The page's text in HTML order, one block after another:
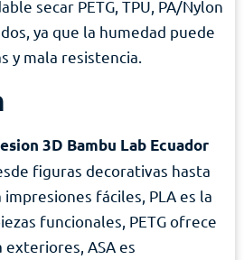
secar PETG, TPU, PA/Nylon
ya que la humedad puede
y mala resistencia.
3D Bambu Lab Ecuador
figuras decorativas hasta
impresiones fáciles, PLA es la
funcionales, PETG ofrece
ASA es